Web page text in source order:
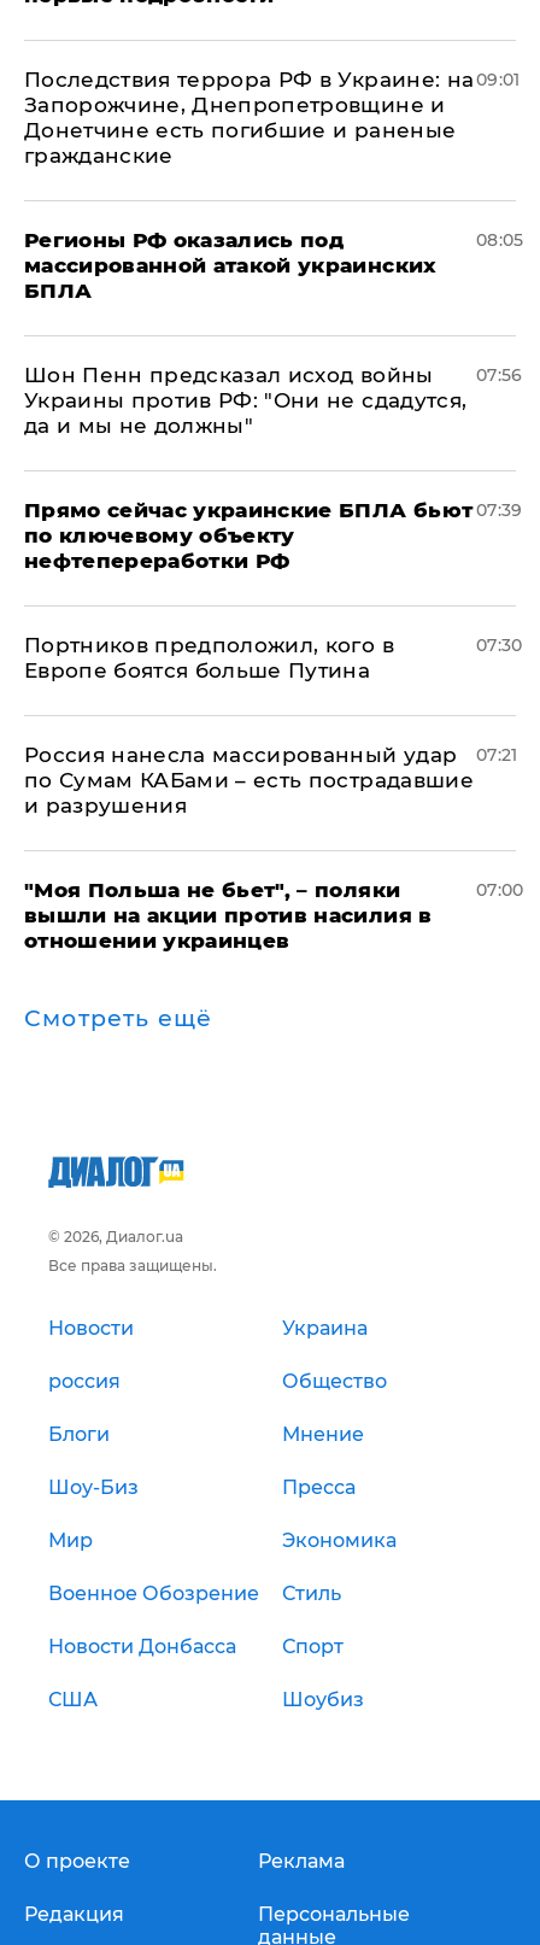
Последствия террора РФ в Украине: на
Запорожчине, Днепропетровщине и
Донетчине есть погибшие и раненые
гражданские
09:01
Регионы РФ оказались под
массированной атакой украинских
БПЛА
08:05
Шон Пенн предсказал исход войны
Украины против РФ: "Они не сдадутся,
да и мы не должны"
07:56
Прямо сейчас украинские БПЛА бьют
по ключевому объекту
нефтепереработки РФ
07:39
Портников предположил, кого в
Европе боятся больше Путина
07:30
Россия нанесла массированный удар
по Сумам КАБами – есть пострадавшие
и разрушения
07:21
"Моя Польша не бьет", – поляки
вышли на акции против насилия в
отношении украинцев
07:00
Смотреть ещё
© 2026, Диалог.ua
Все права защищены.
Новости Украина
россия Общество
Блоги Мнение
Шоу-Биз Пресса
Мир Экономика
Военное Обозрение Стиль
Новости Донбасса Спорт
США Шоубиз
О проекте
Редакция
Реклама
Персональные
данные